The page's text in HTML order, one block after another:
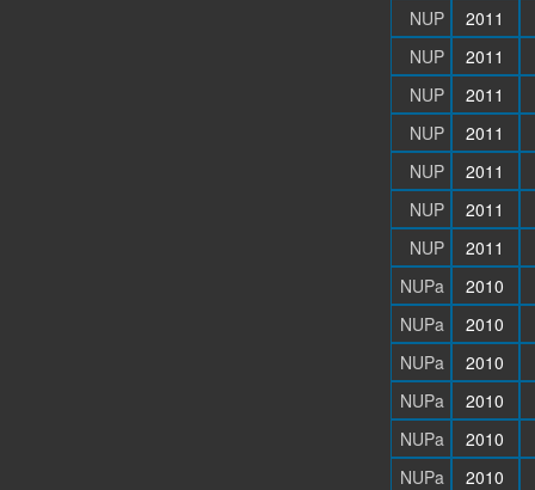
NUP
2011
NUP
2011
NUP
2011
NUP
2011
NUP
2011
NUP
2011
NUP
2011
NUPa
2010
NUPa
2010
NUPa
2010
NUPa
2010
NUPa
2010
NUPa
2010